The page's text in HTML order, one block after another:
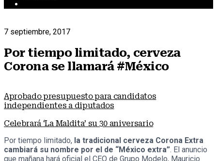
7 septiembre, 2017
Por tiempo limitado, cerveza
Corona se llamará #México
Aprobado presupuesto para candidatos
independientes a diputados
Celebrará ‘La Maldita’ su 30 aniversario
Por tiempo limitado, la tradicional cerveza Corona Extra
cambiará su nombre por el de “México extra”. El anuncio
que mañana hará oficial el CEO de Grupo Modelo, Mauricio